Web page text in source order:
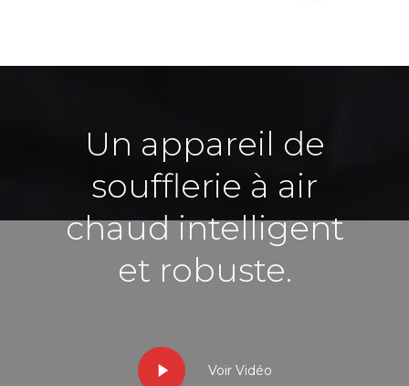
Un appareil de
soufflerie à air
chaud intelligent
et robuste.
Voir Vidéo